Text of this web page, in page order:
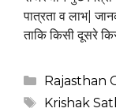
पात्रता व लाभ|
ताकि किसी दूसरे
Categories
Rajasthan
Tags
Krishak